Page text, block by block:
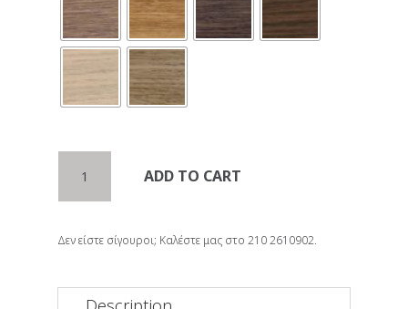
IRIS
quantity
ADD TO CART
Δεν είστε σίγουροι; Καλέστε μας στο 210 2610902.